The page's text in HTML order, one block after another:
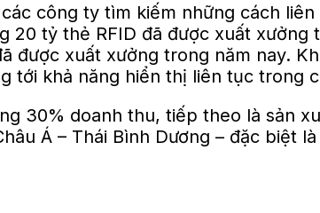
công ty tìm kiếm những cách
20 tỷ thẻ RFID đã được xuất
được xuất xưởng trong năm nay.
tới khả năng hiển thị liên tục trong
30% doanh thu, tiếp theo là sản
Á – Thái Bình Dương – đặc biệt